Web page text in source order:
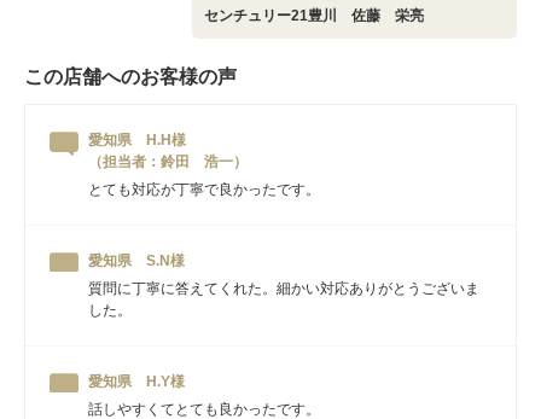
センチュリー21豊川 佐藤 栄亮
この店舗へのお客様の声
愛知県 H.H様
（担当者：鈴田 浩一）
とても対応が丁寧で良かったです。
愛知県 S.N様
質問に丁寧に答えてくれた。細かい対応ありがとうございま
した。
愛知県 H.Y様
話しやすくてとても良かったです。